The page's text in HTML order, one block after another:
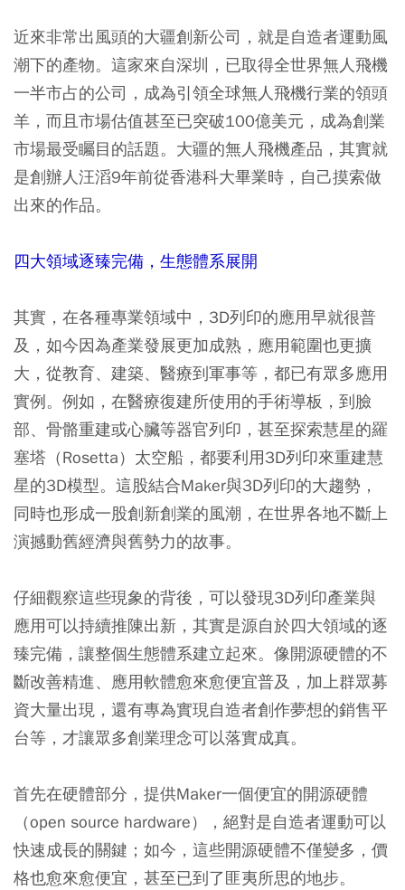
近來非常出風頭的大疆創新公司，就是自造者運動風
潮下的產物。這家來自深圳，已取得全世界無人飛機
一半市占的公司，成為引領全球無人飛機行業的領頭
羊，而且市場估值甚至已突破100億美元，成為創業
市場最受矚目的話題。大疆的無人飛機產品，其實就
是創辦人汪滔9年前從香港科大畢業時，自己摸索做
出來的作品。
四大領域逐臻完備，生態體系展開
其實，在各種專業領域中，3D列印的應用早就很普
及，如今因為產業發展更加成熟，應用範圍也更擴
大，從教育、建築、醫療到軍事等，都已有眾多應用
實例。例如，在醫療復建所使用的手術導板，到臉
部、骨骼重建或心臟等器官列印，甚至探索慧星的羅
塞塔（Rosetta）太空船，都要利用3D列印來重建慧
星的3D模型。這股結合Maker與3D列印的大趨勢，
同時也形成一股創新創業的風潮，在世界各地不斷上
演撼動舊經濟與舊勢力的故事。
仔細觀察這些現象的背後，可以發現3D列印產業與
應用可以持續推陳出新，其實是源自於四大領域的逐
臻完備，讓整個生態體系建立起來。像開源硬體的不
斷改善精進、應用軟體愈來愈便宜普及，加上群眾募
資大量出現，還有專為實現自造者創作夢想的銷售平
台等，才讓眾多創業理念可以落實成真。
首先在硬體部分，提供Maker一個便宜的開源硬體
（open source hardware），絕對是自造者運動可以
快速成長的關鍵；如今，這些開源硬體不僅變多，價
格也愈來愈便宜，甚至已到了匪夷所思的地步。